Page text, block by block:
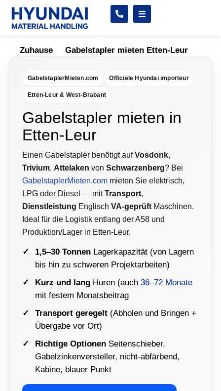
Zuhause
Gabelstapler mieten Etten-Leur
GabelstaplerMieten.com Officiële Hyundai importeur
Etten-Leur & West-Brabant
Gabelstapler mieten in
Etten-Leur
Einen Gabelstapler benötigt aufVosdonk,
Trivium, Attelaken von Schwarzenberg? Bei
GabelstaplerMieten.com mieten Sie elektrisch,
LPG oder Diesel — mitTransport,
Dienstleistung Englisch VA-geprüft Maschinen.
Ideal für die Logistik entlang der A58 und
Produktion/Lager in Etten-Leur.
1,5–30 Tonnen Lagerkapazität (von Lagern
bis hin zu schweren Projektarbeiten)
Kurz und lang Huren (auch 36–72 Monate
mit festem Monatsbeitrag
Transport geregelt (Abholen und Bringen +
Übergabe vor Ort)
Richtige Optionen Seitenschieber,
Gabelzinkenversteller, nicht-abfärbend,
Kabine, blauer Punkt